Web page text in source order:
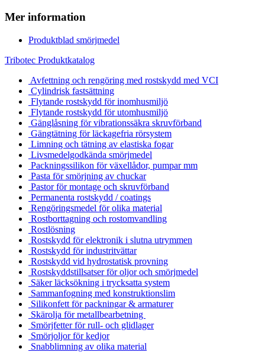
Mer information
Produktblad smörjmedel
Tribotec Produktkatalog
Avfettning och rengöring med rostskydd med VCI
Cylindrisk fastsättning
Flytande rostskydd för inomhusmiljö
Flytande rostskydd för utomhusmiljö
Gänglåsning för vibrationssäkra skruvförband
Gängtätning för läckagefria rörsystem
Limning och tätning av elastiska fogar
Livsmedelgodkända smörjmedel
Packningssilikon för växellådor, pumpar mm
Pasta för smörjning av chuckar
Pastor för montage och skruvförband
Permanenta rostskydd / coatings
Rengöringsmedel för olika material
Rostborttagning och rostomvandling
Rostlösning
Rostskydd för elektronik i slutna utrymmen
Rostskydd för industritvättar
Rostskydd vid hydrostatisk provning
Rostskyddstillsatser för oljor och smörjmedel
Säker läcksökning i trycksatta system
Sammanfogning med konstruktionslim
Silikonfett för packningar & armaturer
Skärolja för metallbearbetning
Smörjfetter för rull- och glidlager
Smörjoljor för kedjor
Snabblimning av olika material